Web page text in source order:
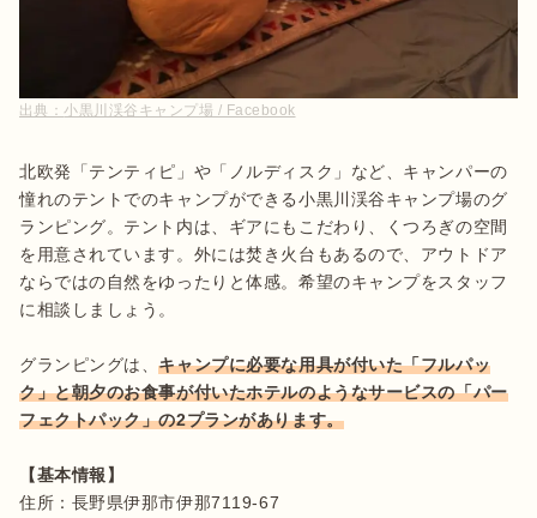
出典： 小黒川渓谷キャンプ場 / Facebook
北欧発「テンティピ」や「ノルディスク」など、キャンパーの
憧れのテントでのキャンプができる小黒川渓谷キャンプ場のグ
ランピング。テント内は、ギアにもこだわり、くつろぎの空間
を用意されています。外には焚き火台もあるので、アウトドア
ならではの自然をゆったりと体感。希望のキャンプをスタッフ
に相談しましょう。
グランピングは、キャンプに必要な用具が付いた「フルパッ
ク」と朝夕のお食事が付いたホテルのようなサービスの「パー
フェクトパック」の2プランがあります。
【基本情報】
住所：長野県伊那市伊那7119-67